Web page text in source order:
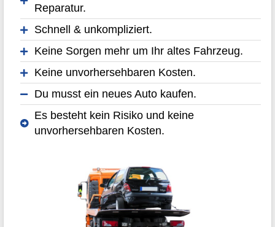
Reparatur.
Schnell & unkompliziert.
Keine Sorgen mehr um Ihr altes Fahrzeug.
Keine unvorhersehbaren Kosten.
Du musst ein neues Auto kaufen.
Es besteht kein Risiko und keine
unvorhersehbaren Kosten.